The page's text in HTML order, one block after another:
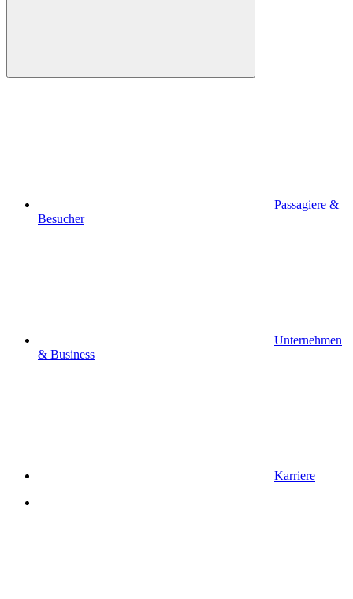
Passagiere &
Besucher
Unternehmen
& Business
Karriere